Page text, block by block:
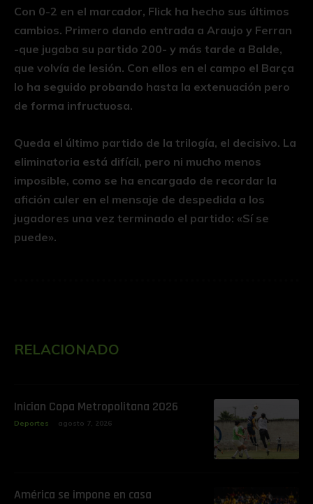
Con 0-2 en el marcador, Flick ha hecho sus últimos
cambios. Primero dando entrada a Araujo y Ferran
-que jugaba su partido 200- y más tarde a Balde,
que volvía de lesión. Con ellos en el campo el Barça
lo ha seguido probando hasta la extenuación pero
de forma infructuosa.
Queda el último partido de la trilogía, el decisivo. La
eliminatoria está difícil, pero ni mucho menos
imposible, como se ha encargado de recordar la
afición culer en el mensaje de despedida a los
jugadores una vez terminado el partido: «Sí se
puede».
RELACIONADO
Inician Copa Metropolitana 2026
Deportes agosto 7, 2026
América se impone en casa